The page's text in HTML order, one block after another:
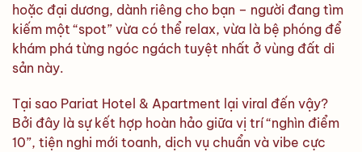
hoặc đại dương, dành riêng cho bạn – người đang tìm
kiếm một “spot” vừa có thể relax, vừa là bệ phóng để
khám phá từng ngóc ngách tuyệt nhất ở vùng đất di
sản này.
Tại sao Pariat Hotel & Apartment lại viral đến vậy?
Bởi đây là sự kết hợp hoàn hảo giữa vị trí “nghìn điểm
10”, tiện nghi mới toanh, dịch vụ chuẩn và vibe cực